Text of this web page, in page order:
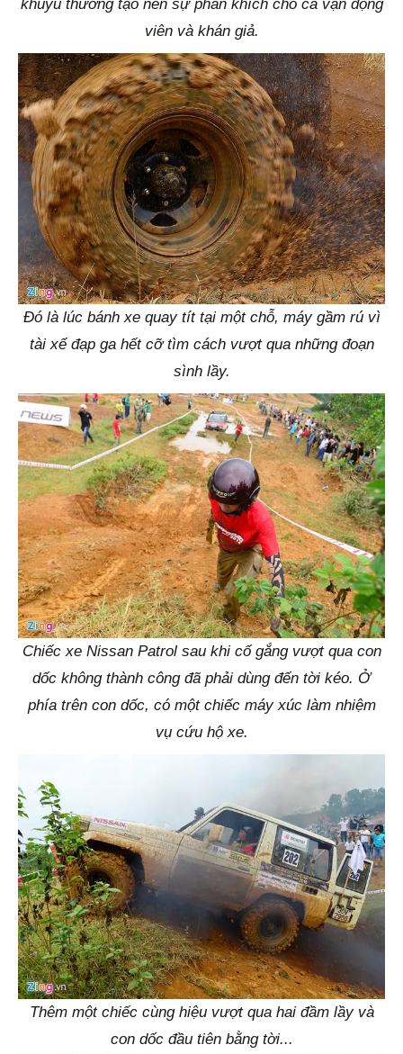
khuỷu thường tạo nên sự phấn khích cho cả vận động
viên và khán giả.
Đó là lúc bánh xe quay tít tại một chỗ, máy gầm rú vì
tài xế đạp ga hết cỡ tìm cách vượt qua những đoạn
sình lầy.
Chiếc xe Nissan Patrol sau khi cố gắng vượt qua con
dốc không thành công đã phải dùng đến tời kéo. Ở
phía trên con dốc, có một chiếc máy xúc làm nhiệm
vụ cứu hộ xe.
Thêm một chiếc cùng hiệu vượt qua hai đầm lầy và
con dốc đầu tiên bằng tời...